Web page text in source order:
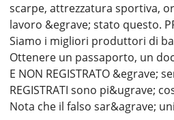
scarpe, attrezzatura sportiva,
lavoro &egrave; stato questo.
Siamo i migliori produttori di
Ottenere un passaporto, un
E NON REGISTRATO &egrave;
REGISTRATI sono pi&ugrave;
Nota che il falso sar&agrave;